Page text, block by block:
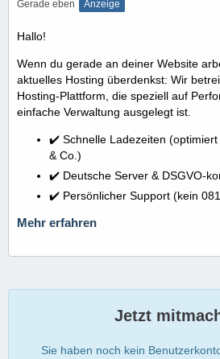
Gerade eben Anzeige
Hallo!
Wenn du gerade an deiner Website
aktuelles Hosting überdenkst: Wir
Hosting-Plattform, die speziell auf
einfache Verwaltung ausgelegt ist.
✔️ Schnelle Ladezeiten
& Co.)
✔️ Deutsche Server & DSGVO-
✔️ Persönlicher Support (kein
Mehr erfahren
Jetzt
Sie haben noch kein